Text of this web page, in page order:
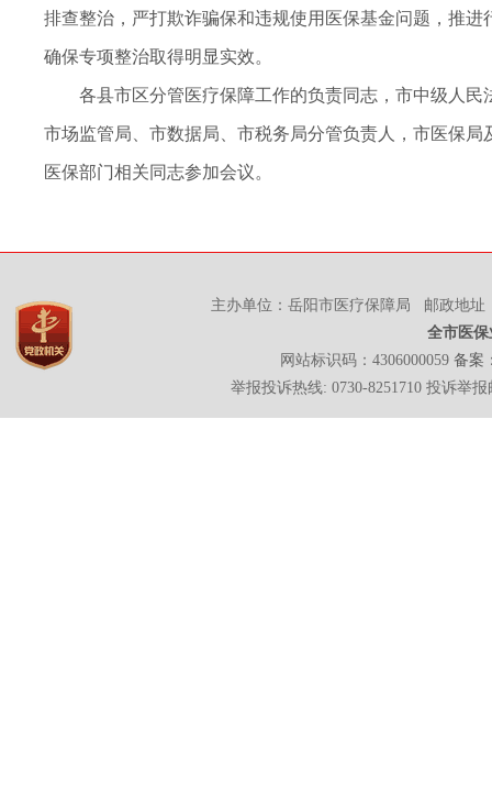
排查整治，严打欺诈骗保和违规使用医保基金问题，推
确保专项整治取得明显实效。
各县市区分管医疗保障工作的负责同志，市中级人民
市场监管局、市数据局、市税务局分管负责人，市医保
医保部门相关同志参加会议。
主办单位：岳阳市医疗保障局 邮政地址
全市医
网站标识码：4306000059 备案
举报投诉热线: 0730-8251710 投诉举